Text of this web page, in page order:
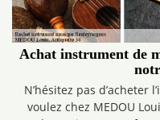
Achat instrument de
N’hésitez pas d’acheter
voulez chez MEDOU